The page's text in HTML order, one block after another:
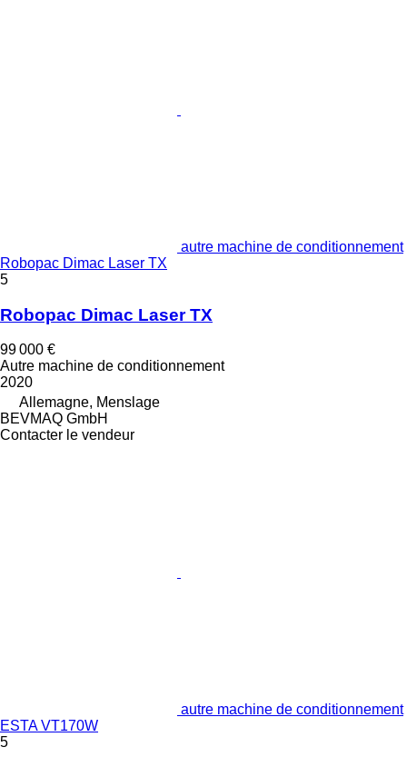
autre machine de conditionnement
Robopac Dimac Laser TX
5
Robopac Dimac Laser TX
99 000 €
Autre machine de conditionnement
2020
Allemagne, Menslage
BEVMAQ GmbH
Contacter le vendeur
autre machine de conditionnement
ESTA VT170W
5